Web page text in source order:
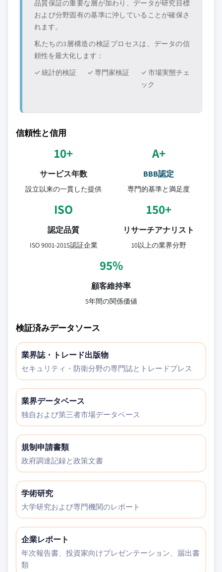
品質保証の重要な層が加わり、データが研究目標
および分野固有の基準に沖していることが確保さ
れます。
私たちの3層構造の検証プロセスは、データの信
頼性を最大化します：
✓ 統計的検証
✓ 専門家検証
✓ 市場実態チェ
ック
信頼性と信用
10+
サービス年数
設立以来の一貫した提供
A+
BBB認定
専門的基準と満足度
ISO
認定品質
ISO 9001-2015認証企業
150+
リサーチアナリスト
10以上の業界分野
95%
顧客維持率
5年間の関係価値
検証済みデータソース
業界誌・トレード出版物
セキュリティ・防衛分野の専門誌とトレードプレス
業界データベース
独自および第三者市場データベース
規制申請書類
政府調達記録と政策文書
学術研究
大学研究および専門機関のレポート
企業レポート
年次報告書、投資家向けプレゼンテーション、届出書
類